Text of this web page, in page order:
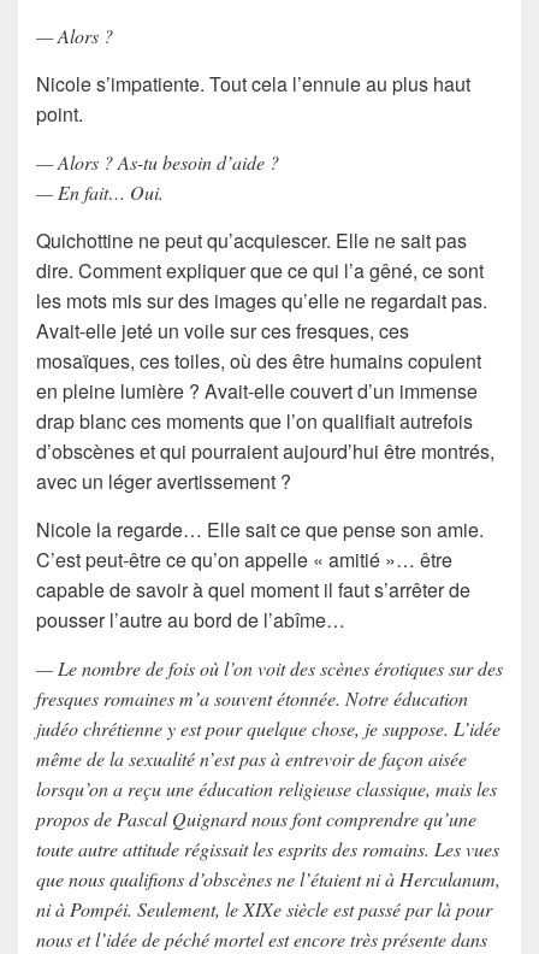
— Alors ?
Nicole s’impatiente. Tout cela l’ennuie au plus haut
point.
— Alors ? As-tu besoin d’aide ?
— En fait… Oui.
Quichottine ne peut qu’acquiescer. Elle ne sait pas
dire. Comment expliquer que ce qui l’a gêné, ce sont
les mots mis sur des images qu’elle ne regardait pas.
Avait-elle jeté un voile sur ces fresques, ces
mosaïques, ces toiles, où des être humains copulent
en pleine lumière ? Avait-elle couvert d’un immense
drap blanc ces moments que l’on qualifiait autrefois
d’obscènes et qui pourraient aujourd’hui être montrés,
avec un léger avertissement ?
Nicole la regarde… Elle sait ce que pense son amie.
C’est peut-être ce qu’on appelle « amitié »… être
capable de savoir à quel moment il faut s’arrêter de
pousser l’autre au bord de l’abîme…
— Le nombre de fois où l’on voit des scènes érotiques sur des
fresques romaines m’a souvent étonnée. Notre éducation
judéo chrétienne y est pour quelque chose, je suppose. L’idée
même de la sexualité n’est pas à entrevoir de façon aisée
lorsqu’on a reçu une éducation religieuse classique, mais les
propos de Pascal Quignard nous font comprendre qu’une
toute autre attitude régissait les esprits des romains. Les vues
que nous qualifions d’obscènes ne l’étaient ni à Herculanum,
ni à Pompéi. Seulement, le XIXe siècle est passé par là pour
nous et l’idée de péché mortel est encore très présente dans